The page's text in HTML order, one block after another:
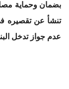
بضمان وحماية
تنشأ عن تقصيره في
عدم جواز تدخل